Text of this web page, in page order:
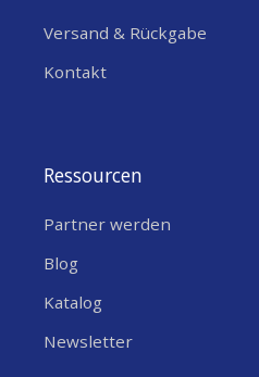
Versand & Rückgabe
Kontakt
Ressourcen
Partner werden
Blog
Katalog
Newsletter